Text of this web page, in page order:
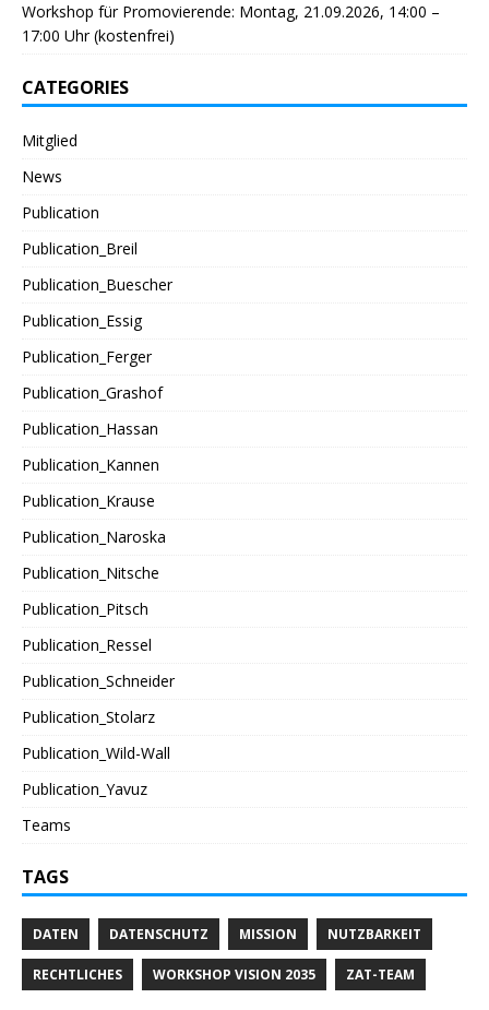
Workshop für Promovierende: Montag, 21.09.2026, 14:00 –
17:00 Uhr (kostenfrei)
CATEGORIES
Mitglied
News
Publication
Publication_Breil
Publication_Buescher
Publication_Essig
Publication_Ferger
Publication_Grashof
Publication_Hassan
Publication_Kannen
Publication_Krause
Publication_Naroska
Publication_Nitsche
Publication_Pitsch
Publication_Ressel
Publication_Schneider
Publication_Stolarz
Publication_Wild-Wall
Publication_Yavuz
Teams
TAGS
DATEN DATENSCHUTZ MISSION NUTZBARKEIT
RECHTLICHES WORKSHOP VISION 2035 ZAT-TEAM